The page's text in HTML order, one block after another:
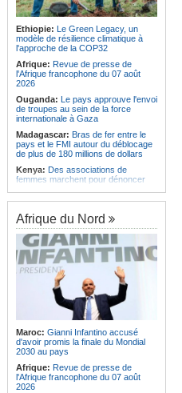
Angola:La nouvelle loi renforce la
protection des institutions contre les
cyberattaques, selon Mário Oliveira
Angola:Le pays criminalise la
diffusion de fausses informations
sur Internet
Ethiopie: Le Green Legacy, un
modèle de résilience climatique à
l'approche de la COP32
Afrique: Revue de presse de
l'Afrique francophone du 07 août
2026
Ouganda: Le pays approuve l'envoi
de troupes au sein de la force
internationale à Gaza
Madagascar: Bras de fer entre le
pays et le FMI autour du déblocage
de plus de 180 millions de dollars
Kenya: Des associations de
femmes marchent pour dénoncer
Afrique:La CEA renforce les
capacités des parlementaires de
l'Afrique de l'Est
Congo-Kinshasa:
Après l'accord
avec une branche des FDLR, les
zones d'ombre persistent
Sud-Soudan:
Le pays à la croisée
des chemins, alerte l'ONU
Rwanda:Rome et Kigali discutent
d'une possible externalisation au
pays des procédures d'asile à
destination de l'Italie
Somalie:Le camp de Galkayo
frappé par une violente attaque des
Forces du Puntland
Afrique du Nord
Maroc: Gianni Infantino accusé
d'avoir promis la finale du Mondial
2030 au pays
Afrique: Revue de presse de
l'Afrique francophone du 07 août
2026